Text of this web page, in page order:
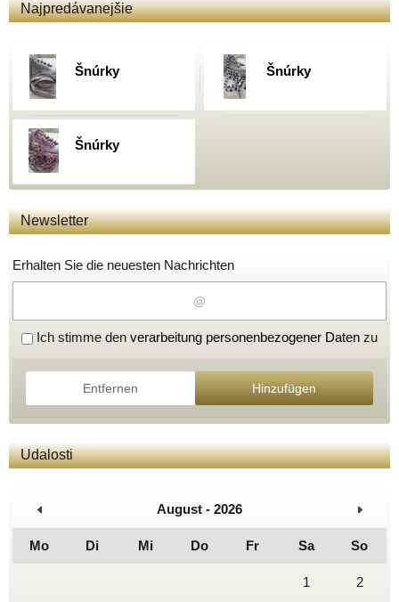
Najpredávanejšie
Šnúrky Šnúrky
Šnúrky
Newsletter
Erhalten Sie die neuesten Nachrichten
Ich stimme den verarbeitung personenbezogener Daten zu
Entfernen Hinzufügen
Udalosti
August - 2026
Mo Di Mi Do Fr Sa So
1 2